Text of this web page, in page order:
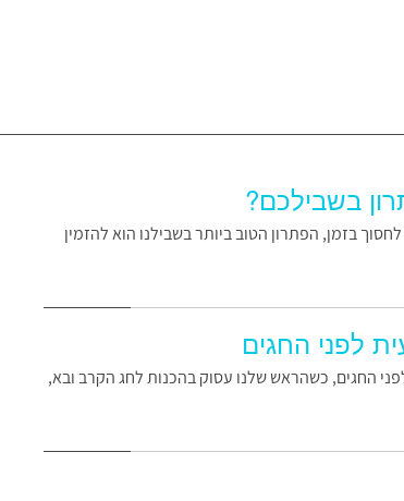
בשבילכם?
בזמן, הפתרון הטוב ביותר בשבילנו הוא להזמין
החגים, כשהראש שלנו עסוק בהכנות לחג הקרב ובא,